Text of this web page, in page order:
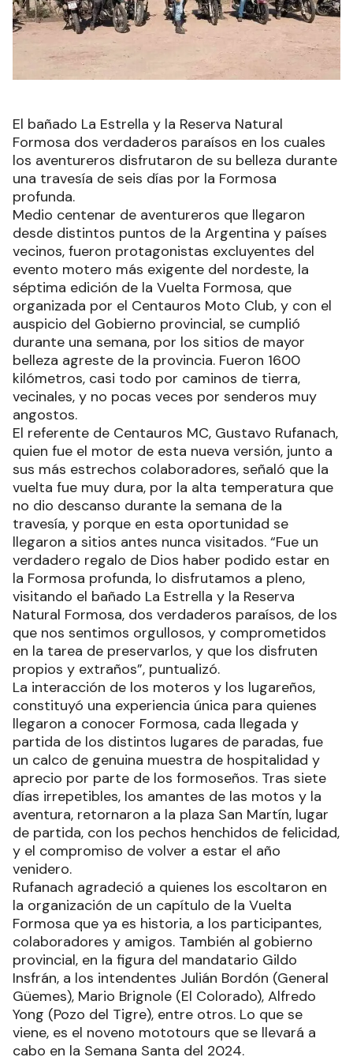
El bañado La Estrella y la Reserva Natural
Formosa dos verdaderos paraísos en los cuales
los aventureros disfrutaron de su belleza durante
una travesía de seis días por la Formosa
profunda.
Medio centenar de aventureros que llegaron
desde distintos puntos de la Argentina y países
vecinos, fueron protagonistas excluyentes del
evento motero más exigente del nordeste, la
séptima edición de la Vuelta Formosa, que
organizada por el Centauros Moto Club, y con el
auspicio del Gobierno provincial, se cumplió
durante una semana, por los sitios de mayor
belleza agreste de la provincia. Fueron 1600
kilómetros, casi todo por caminos de tierra,
vecinales, y no pocas veces por senderos muy
angostos.
El referente de Centauros MC, Gustavo Rufanach,
quien fue el motor de esta nueva versión, junto a
sus más estrechos colaboradores, señaló que la
vuelta fue muy dura, por la alta temperatura que
no dio descanso durante la semana de la
travesía, y porque en esta oportunidad se
llegaron a sitios antes nunca visitados. “Fue un
verdadero regalo de Dios haber podido estar en
la Formosa profunda, lo disfrutamos a pleno,
visitando el bañado La Estrella y la Reserva
Natural Formosa, dos verdaderos paraísos, de los
que nos sentimos orgullosos, y comprometidos
en la tarea de preservarlos, y que los disfruten
propios y extraños”, puntualizó.
La interacción de los moteros y los lugareños,
constituyó una experiencia única para quienes
llegaron a conocer Formosa, cada llegada y
partida de los distintos lugares de paradas, fue
un calco de genuina muestra de hospitalidad y
aprecio por parte de los formoseños. Tras siete
días irrepetibles, los amantes de las motos y la
aventura, retornaron a la plaza San Martín, lugar
de partida, con los pechos henchidos de felicidad,
y el compromiso de volver a estar el año
venidero.
Rufanach agradeció a quienes los escoltaron en
la organización de un capítulo de la Vuelta
Formosa que ya es historia, a los participantes,
colaboradores y amigos. También al gobierno
provincial, en la figura del mandatario Gildo
Insfrán, a los intendentes Julián Bordón (General
Güemes), Mario Brignole (El Colorado), Alfredo
Yong (Pozo del Tigre), entre otros. Lo que se
viene, es el noveno mototours que se llevará a
cabo en la Semana Santa del 2024.